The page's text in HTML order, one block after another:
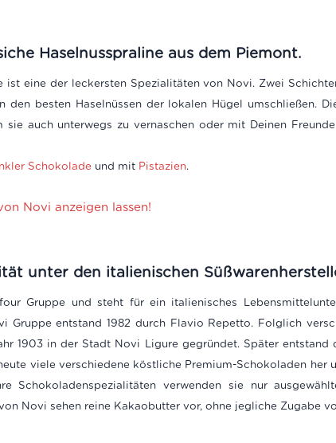
Haselnusspraline aus dem Piemont.
ist eine der leckersten Spezialitäten von Novi. Zwei
besten Haselnüssen der lokalen Hügel umschließen.
sie auch unterwegs zu vernaschen oder mit Deinen
Schokolade und mitPistazien.
Novi anzeigen lassen!
unter den italienischen
Gruppe und steht für ein italienisches
Gruppe entstand 1982 durch Flavio Repetto. Folglich
1903 in der Stadt Novi Ligure gegründet. Später entstand
viele verschiedene köstliche Premium-Schokoladen her
Schokoladenspezialitäten verwenden sie nur
Novi sehen reine Kakaobutter vor, ohne jegliche Zugabe